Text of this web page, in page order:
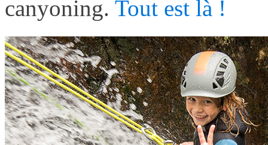
canyoning. Tout est là !